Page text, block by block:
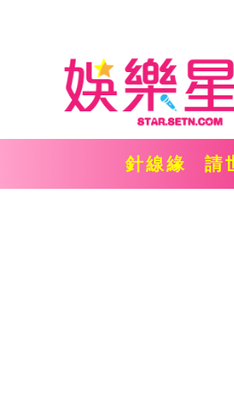
針線緣 請